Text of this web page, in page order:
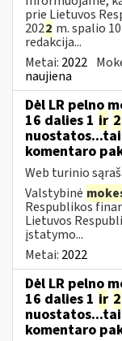
prie Lietuvos
2022 m. spalio
redakcija...
Metai: 2022
naujiena
Dėl LR pelno
16 dalies 1 ir 2
komentaro
Web turinio
Valstybinė
Respublikos
Lietuvos
įstatymo...
Metai: 2022
Dėl LR pelno
16 dalies 1 ir 2
komentaro